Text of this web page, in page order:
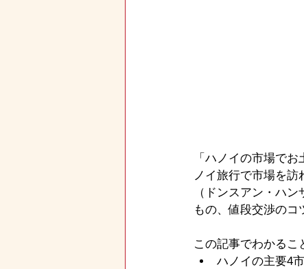
「ハノイの市場で
ノイ旅行で市場を
（ドンスアン・ハ
もの、値段交渉のコ
この記事でわかるこ
ハノイの主要4